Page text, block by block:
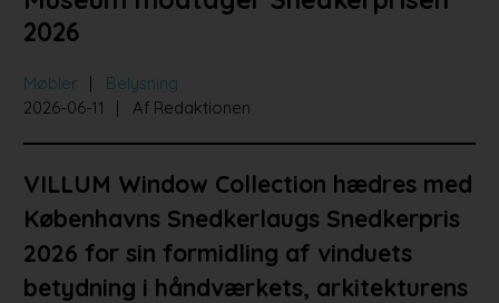
2026
Møbler
Belysning
2026-06-11
Af Redaktionen
VILLUM Window Collection hædres med
Københavns Snedkerlaugs Snedkerpris
2026 for sin formidling af vinduets
betydning i håndværkets, arkitekturens